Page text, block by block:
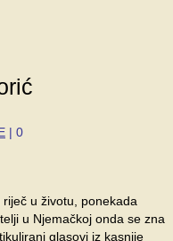
| 0
riječ u životu, ponekada
u Njemačkoj onda se zna
glasovi iz kasnije